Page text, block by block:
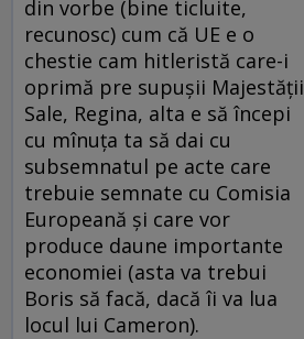
din vorbe (bine ticluite,
recunosc) cum că UE e o
chestie cam hitleristă care-i
oprimă pre supușii Majestății
Sale, Regina, alta e să începi
cu mînuța ta să dai cu
subsemnatul pe acte care
trebuie semnate cu Comisia
Europeană și care vor
produce daune importante
economiei (asta va trebui
Boris să facă, dacă îi va lua
locul lui Cameron).